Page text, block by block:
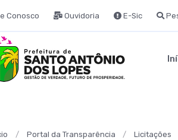
Conosco Ouvidoria E-Sic
Portal da Transparência Licitações